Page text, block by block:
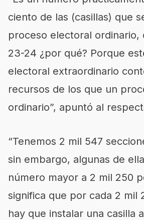
ciento de las (casillas) que
proceso electoral ordinario,
23-24 ¿por qué? Porque
electoral extraordinario
recursos de los que un
ordinario”, apuntó al
“Tenemos 2 mil 547
sin embargo, algunas de
número mayor a 2 mil 250
significa que por cada 2 mil
hay que instalar una casilla